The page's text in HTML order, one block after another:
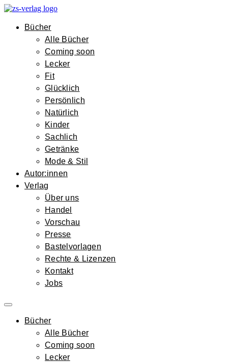
Bücher
Alle Bücher
Coming soon
Lecker
Fit
Glücklich
Persönlich
Natürlich
Kinder
Sachlich
Getränke
Mode & Stil
Autor:innen
Verlag
Über uns
Handel
Vorschau
Presse
Bastelvorlagen
Rechte & Lizenzen
Kontakt
Jobs
Bücher
Alle Bücher
Coming soon
Lecker